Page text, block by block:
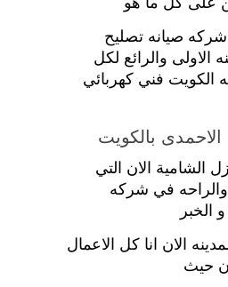
شركه صيانه تصليح
الاولى والرائع لكل
الكويت فني كهربائي
بالكويت
الشامية الان التي
والراحه في شركه
الخبر
الان انا كل الاعمال
حيث